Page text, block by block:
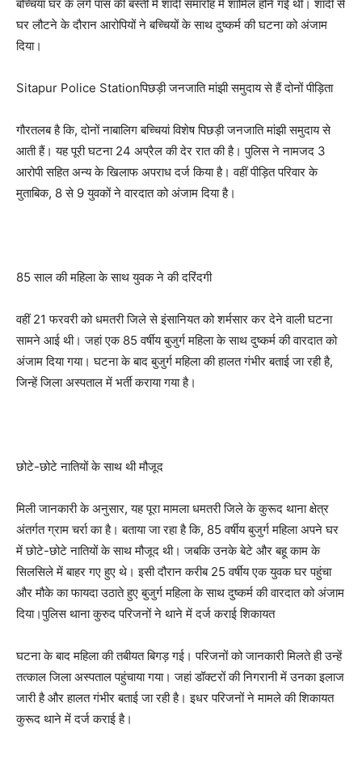
बच्चियां घर के लगे पास की बस्ती में शादी समारोह में शामिल होने गई थी। शादी से
घर लौटने के दौरान आरोपियों ने बच्चियों के साथ दुष्कर्म की घटना को अंजाम
दिया।
Sitapur Police Stationपिछड़ी जनजाति मांझी समुदाय से हैं दोनों पीड़िता
गौरतलब है कि, दोनों नाबालिग बच्चियां विशेष पिछड़ी जनजाति मांझी समुदाय से
आती हैं। यह पूरी घटना 24 अप्रैल की देर रात की है। पुलिस ने नामजद 3
आरोपी सहित अन्य के खिलाफ अपराध दर्ज किया है। वहीं पीड़ित परिवार के
मुताबिक, 8 से 9 युवकों ने वारदात को अंजाम दिया है।
85 साल की महिला के साथ युवक ने की दरिंदगी
वहीं 21 फरवरी को धमतरी जिले से इंसानियत को शर्मसार कर देने वाली घटना
सामने आई थी। जहां एक 85 वर्षीय बुजुर्ग महिला के साथ दुष्कर्म की वारदात को
अंजाम दिया गया। घटना के बाद बुजुर्ग महिला की हालत गंभीर बताई जा रही है,
जिन्हें जिला अस्पताल में भर्ती कराया गया है।
छोटे-छोटे नातियों के साथ थी मौजूद
मिली जानकारी के अनुसार, यह पूरा मामला धमतरी जिले के कुरूद थाना क्षेत्र
अंतर्गत ग्राम चर्रा का है। बताया जा रहा है कि, 85 वर्षीय बुजुर्ग महिला अपने घर
में छोटे-छोटे नातियों के साथ मौजूद थी। जबकि उनके बेटे और बहू काम के
सिलसिले में बाहर गए हुए थे। इसी दौरान करीब 25 वर्षीय एक युवक घर पहुंचा
और मौके का फायदा उठाते हुए बुजुर्ग महिला के साथ दुष्कर्म की वारदात को अंजाम
दिया।पुलिस थाना कुरुद परिजनों ने थाने में दर्ज कराई शिकायत
घटना के बाद महिला की तबीयत बिगड़ गई। परिजनों को जानकारी मिलते ही उन्हें
तत्काल जिला अस्पताल पहुंचाया गया। जहां डॉक्टरों की निगरानी में उनका इलाज
जारी है और हालत गंभीर बताई जा रही है। इधर परिजनों ने मामले की शिकायत
कुरूद थाने में दर्ज कराई है।